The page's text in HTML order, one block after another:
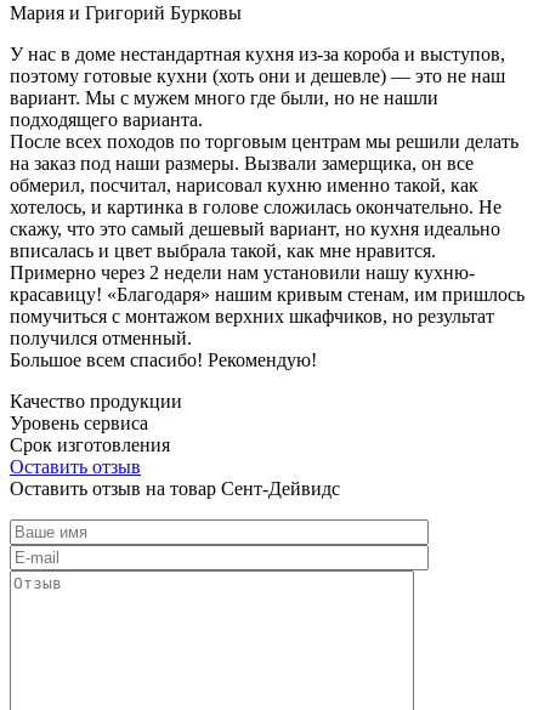
Мария и Григорий Бурковы
У нас в доме нестандартная кухня из-за короба и выступов,
поэтому готовые кухни (хоть они и дешевле) — это не наш
вариант. Мы с мужем много где были, но не нашли
подходящего варианта.
После всех походов по торговым центрам мы решили делать
на заказ под наши размеры. Вызвали замерщика, он все
обмерил, посчитал, нарисовал кухню именно такой, как
хотелось, и картинка в голове сложилась окончательно. Не
скажу, что это самый дешевый вариант, но кухня идеально
вписалась и цвет выбрала такой, как мне нравится.
Примерно через 2 недели нам установили нашу кухню-
красавицу! «Благодаря» нашим кривым стенам, им пришлось
помучиться с монтажом верхних шкафчиков, но результат
получился отменный.
Большое всем спасибо! Рекомендую!
Качество продукции
Уровень сервиса
Срок изготовления
Оставить отзыв
Оставить отзыв на товар Сент-Дейвидс